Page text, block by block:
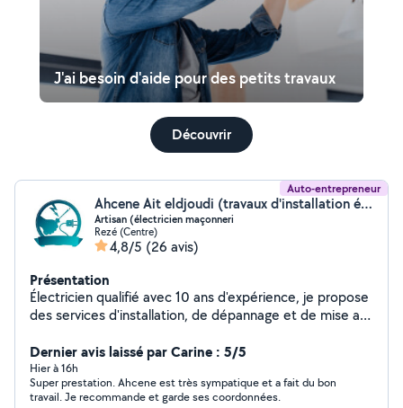
J'ai besoin d'aide pour des petits travaux
Découvrir
Auto-entrepreneur
Ahcene Ait eldjoudi (travaux d'installation électrique tous les locaux)
Artisan (électricien maçonneri
Rezé (Centre)
4,8/5 (26 avis)
Présentation
Électricien qualifié avec 10 ans d'expérience, je propose
des services d'installation, de dépannage et de mise aux
soin ( placo, petite maconnerais, peintures etc.. allant
de petites réparations à des projets plus complexes.
Contactez-moi pour un devis personnalisé et un service
Dernier avis laissé par Carine : 5/5
Hier à 16h
Super prestation. Ahcene est très sympatique et a fait du bon
travail. Je recommande et garde ses coordonnées.